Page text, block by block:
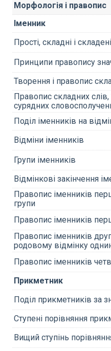
Морфологія і правопис
Іменник
Прості, складні і
Принципи правопису
Творення і правопис
Правопис складних
сурядних
Поділ іменників на
Відміни іменників
Групи іменників
Відмінкові закінчення
Правопис іменників
групи
Правопис іменників
Правопис іменників
родовому відмінку
Правопис іменників
Прикметник
Поділ прикметників за
Ступені порівняння
Вищий ступінь